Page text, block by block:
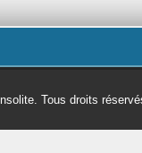
Tous droits